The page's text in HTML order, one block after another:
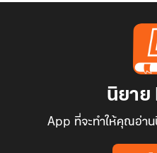
นิยาย
App ที่จะทำให้คุณอ่าน